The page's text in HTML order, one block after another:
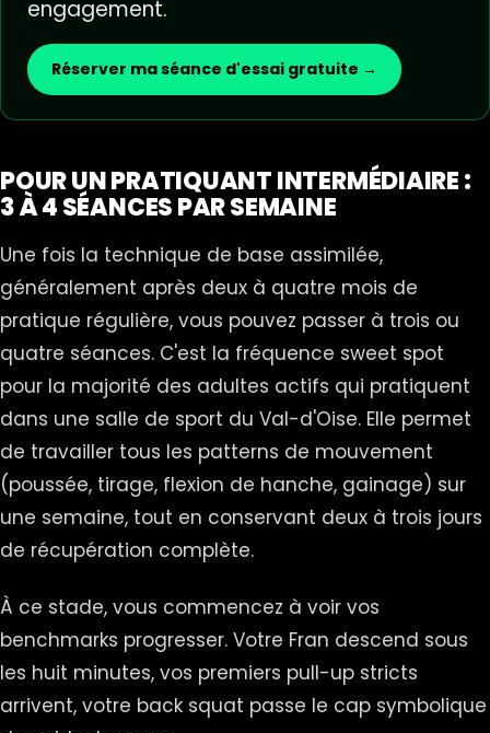
engagement.
Réserver ma séance d'essai gratuite →
POUR UN PRATIQUANT INTERMÉDIAIRE :
3 À 4 SÉANCES PAR SEMAINE
Une fois la technique de base assimilée,
généralement après deux à quatre mois de
pratique régulière, vous pouvez passer à trois ou
quatre séances. C'est la fréquence sweet spot
pour la majorité des adultes actifs qui pratiquent
dans une salle de sport du Val-d'Oise. Elle permet
de travailler tous les patterns de mouvement
(poussée, tirage, flexion de hanche, gainage) sur
une semaine, tout en conservant deux à trois jours
de récupération complète.
À ce stade, vous commencez à voir vos
benchmarks progresser. Votre Fran descend sous
les huit minutes, vos premiers pull-up stricts
arrivent, votre back squat passe le cap symbolique